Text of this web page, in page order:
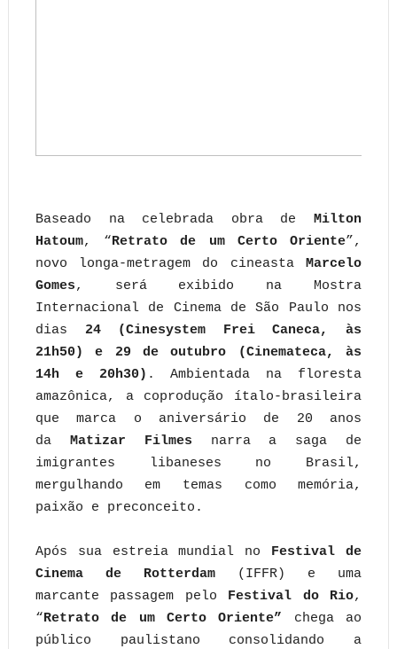
Baseado na celebrada obra deMilton
Hatoum, “Retrato de um Certo Oriente”,
novo longa-metragem do cineastaMarcelo
Gomes, será exibido na Mostra
Internacional de Cinema de São Paulo nos
dias 24 (Cinesystem Frei Caneca, às
21h50) e 29 de outubro (Cinemateca, às
14h e 20h30) . Ambientada na floresta
amazônica, a coprodução ítalo-brasileira
que marca o aniversário de 20 anos
da Matizar Filmes narra a saga de
imigrantes libaneses no Brasil,
mergulhando em temas como memória,
paixão e preconceito.
Após sua estreia mundial no Festival de
Cinema de Rotterdam(IFFR) e uma
marcante passagem pelo Festival do Rio,
“Retrato de um Certo Oriente” chega ao
público paulistano consolidando a